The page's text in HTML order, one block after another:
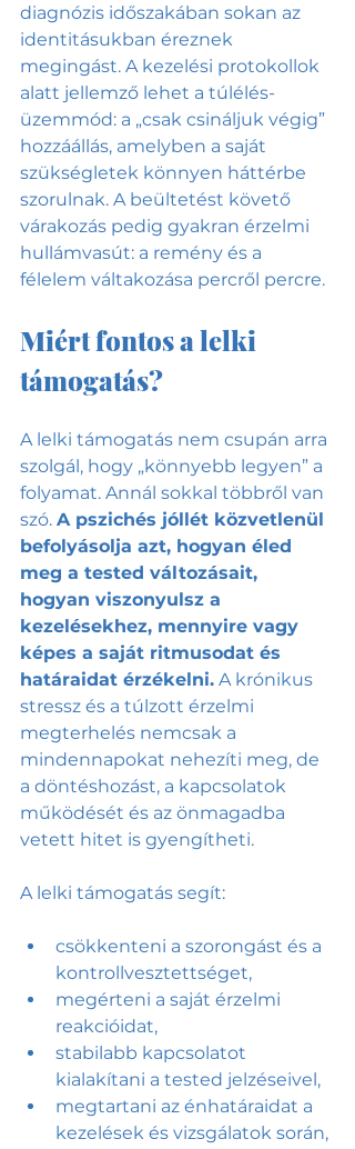
diagnózis időszakában sokan az
identitásukban éreznek
megingást. A kezelési protokollok
alatt jellemző lehet a túlélés-
üzemmód: a „csak csináljuk végig”
hozzáállás, amelyben a saját
szükségletek könnyen háttérbe
szorulnak. A beültetést követő
várakozás pedig gyakran érzelmi
hullámvasút: a remény és a
félelem váltakozása percről percre.
Miért fontos a lelki
támogatás?
A lelki támogatás nem csupán arra
szolgál, hogy „könnyebb legyen” a
folyamat. Annál sokkal többről van
szó. A pszichés jóllét közvetlenül
befolyásolja azt, hogyan éled
meg a tested változásait,
hogyan viszonyulsz a
kezelésekhez, mennyire vagy
képes a saját ritmusodat és
határaidat érzékelni. A krónikus
stressz és a túlzott érzelmi
megterhelés nemcsak a
mindennapokat nehezíti meg, de
a döntéshozást, a kapcsolatok
működését és az önmagadba
vetett hitet is gyengítheti.
A lelki támogatás segít:
csökkenteni a szorongást és a
kontrollvesztettséget,
megérteni a saját érzelmi
reakcióidat,
stabilabb kapcsolatot
kialakítani a tested jelzéseivel,
megtartani az énhatáraidat a
kezelések és vizsgálatok során,